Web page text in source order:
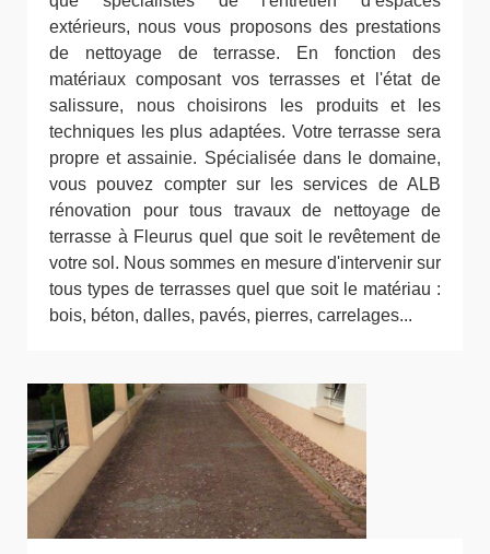
extérieurs, nous vous proposons des prestations
de nettoyage de terrasse. En fonction des
matériaux composant vos terrasses et l'état de
salissure, nous choisirons les produits et les
techniques les plus adaptées. Votre terrasse sera
propre et assainie. Spécialisée dans le domaine,
vous pouvez compter sur les services de ALB
rénovation pour tous travaux de nettoyage de
terrasse à Fleurus quel que soit le revêtement de
votre sol. Nous sommes en mesure d'intervenir sur
tous types de terrasses quel que soit le matériau :
bois, béton, dalles, pavés, pierres, carrelages...